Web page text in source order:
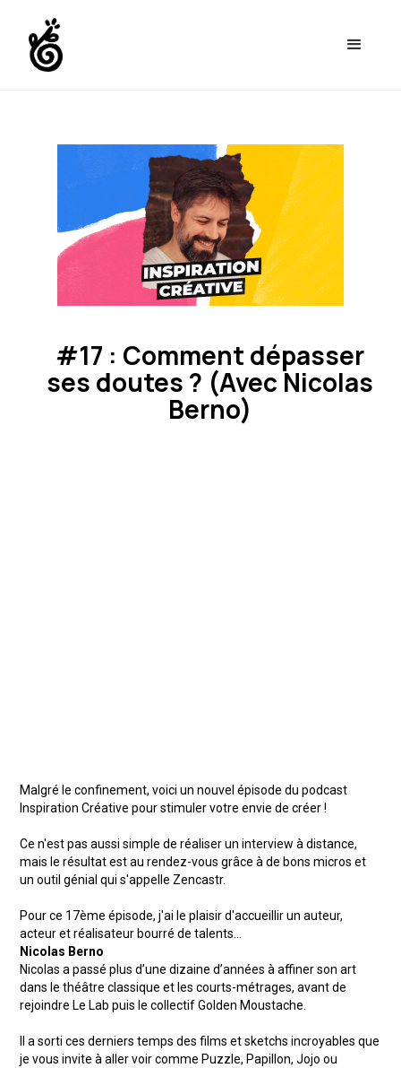
#17 : Comment dépasser
ses doutes ? (Avec Nicolas
Berno)
Malgré le confinement, voici un nouvel épisode du podcast
Inspiration Créative pour stimuler votre envie de créer !
Ce n'est pas aussi simple de réaliser un interview à distance,
mais le résultat est au rendez-vous grâce à de bons micros et
un outil génial qui s'appelle Zencastr.
Pour ce 17ème épisode, j'ai le plaisir d'accueillir un auteur,
acteur et réalisateur bourré de talents...
Nicolas Berno
Nicolas a passé plus d’une dizaine d’années à affiner son art
dans le théâtre classique et les courts-métrages, avant de
rejoindre Le Lab puis le collectif Golden Moustache.
Il a sorti ces derniers temps des films et sketchs incroyables que
je vous invite à aller voir comme Puzzle, Papillon, Jojo ou